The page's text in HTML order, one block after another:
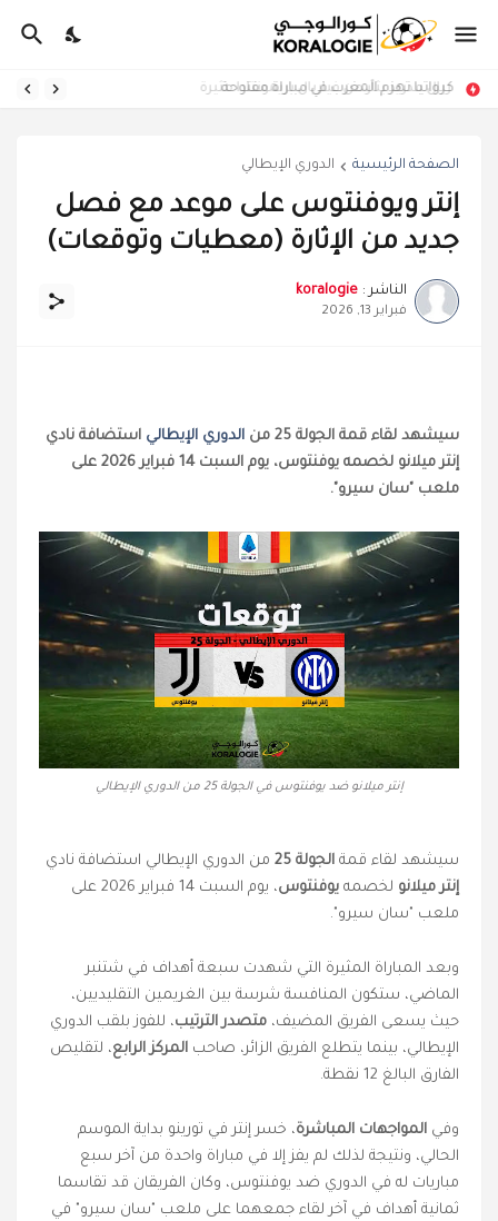
ريال مدريد يثأر من فياريال بريمونتادا مثيرة
كرواتيا تهزم المغرب في مباراة مفتوحة
الصفحة الرئيسية الدوري الإيطالي
إنتر ويوفنتوس على موعد مع فصل
جديد من الإثارة (معطيات وتوقعات)
الناشر : koralogie
فبراير 13, 2026
سيشهد لقاء قمة الجولة 25 من الدوري الإيطالي استضافة نادي
إنتر ميلانو لخصمه يوفنتوس، يوم السبت 14 فبراير 2026 على
ملعب "سان سيرو".
إنتر ميلانو ضد يوفنتوس في الجولة 25 من الدوري الإيطالي
سيشهد لقاء قمة الجولة 25
من الدوري الإيطالي استضافة نادي
إنتر ميلانو لخصمه يوفنتوس
، يوم السبت 14 فبراير 2026 على
ملعب "سان سيرو".
وبعد المباراة المثيرة التي شهدت سبعة أهداف في شتنبر
الماضي، ستكون المنافسة شرسة بين الغريمين التقليديين،
حيث يسعى الفريق المضيف، متصدر الترتيب، للفوز بلقب الدوري
الإيطالي، بينما يتطلع الفريق الزائر، صاحب المركز الرابع، لتقليص
الفارق البالغ 12 نقطة.
وفي المواجهات المباشرة، خسر إنتر في تورينو بداية الموسم
الحالي، ونتيجة لذلك لم يفز إلا في مباراة واحدة من آخر سبع
مباريات له في الدوري ضد يوفنتوس، وكان الفريقان قد تقاسما
ثمانية أهداف في آخر لقاء جمعهما على ملعب "سان سيرو" في